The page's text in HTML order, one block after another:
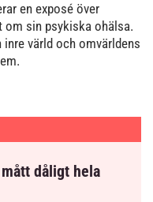
en exposé över
sin psykiska ohälsa.
värld och omvärldens
dåligt hela